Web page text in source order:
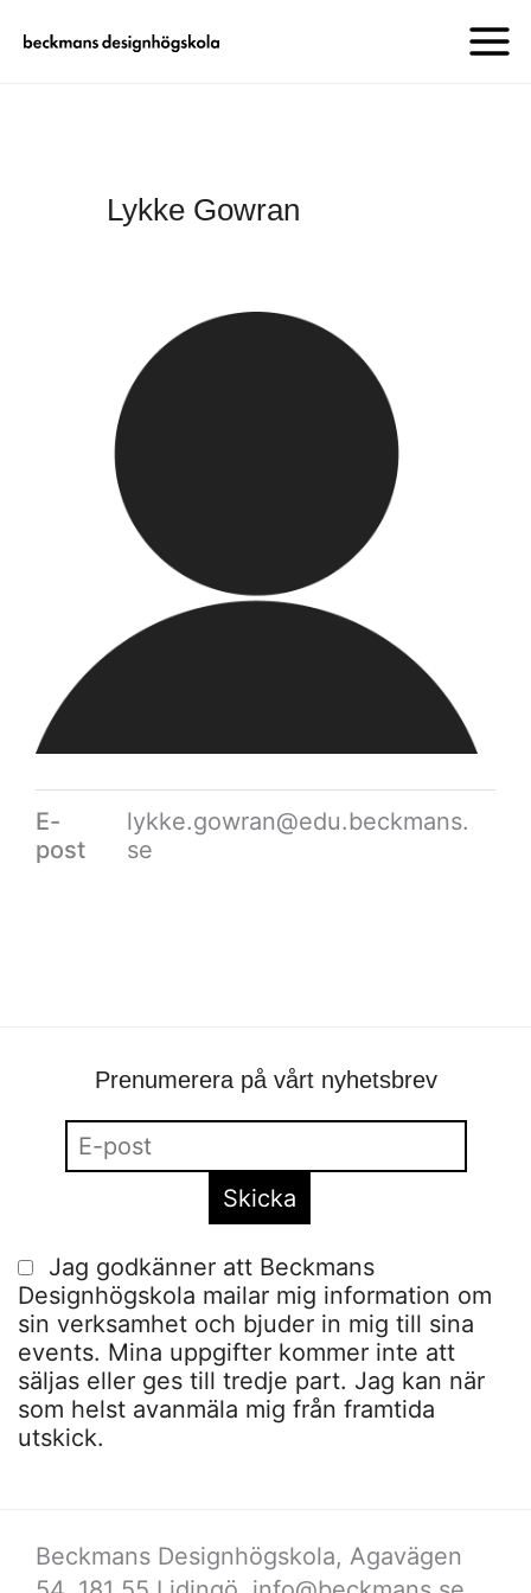
Lykke Gowran
E-
post
lykke.gowran@edu.beckmans.
se
Prenumerera på vårt nyhetsbrev
Jag godkänner att Beckmans
Designhögskola mailar mig information om
sin verksamhet och bjuder in mig till sina
events. Mina uppgifter kommer inte att
säljas eller ges till tredje part. Jag kan när
som helst avanmäla mig från framtida
utskick.
Beckmans Designhögskola, Agavägen